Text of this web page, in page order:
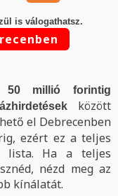
is válogathatsz.
50 millió forintig
között
el Debrecenben
ezért ez a teljes
lista. Ha a teljes
nézd meg az
kínálatát.